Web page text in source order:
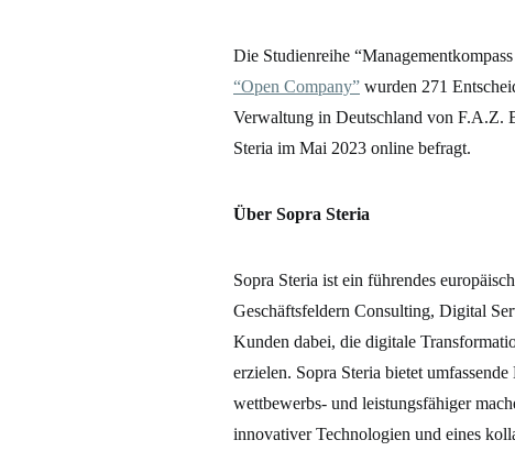
Die Studienreihe
“Open Company” wurden 271
Verwaltung in Deutschland von F.A.Z.
Steria im Mai 2023 online befragt.
Über Sopra Steria
Sopra Steria ist ein führendes
Geschäftsfeldern Consulting, Digital
Kunden dabei, die digitale
erzielen. Sopra Steria bietet
wettbewerbs- und leistungsfähiger
innovativer Technologien und eines